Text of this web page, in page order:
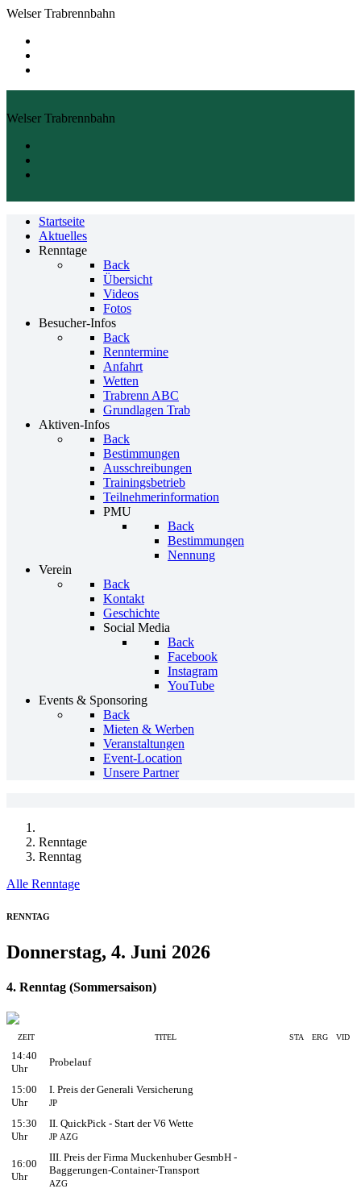
Welser Trabrennbahn
Welser Trabrennbahn
Startseite
Aktuelles
Renntage
Back
Übersicht
Videos
Fotos
Besucher-Infos
Back
Renntermine
Anfahrt
Wetten
Trabrenn ABC
Grundlagen Trab
Aktiven-Infos
Back
Bestimmungen
Ausschreibungen
Trainingsbetrieb
Teilnehmerinformation
PMU
Back
Bestimmungen
Nennung
Verein
Back
Kontakt
Geschichte
Social Media
Back
Facebook
Instagram
YouTube
Events & Sponsoring
Back
Mieten & Werben
Veranstaltungen
Event-Location
Unsere Partner
Renntage
Renntag
Alle Renntage
RENNTAG
Donnerstag, 4. Juni 2026
4. Renntag (Sommersaison)
ZEIT TITEL STA ERG VID
14:40
Uhr
Probelauf
15:00
Uhr
I. Preis der Generali Versicherung
JP
15:30
Uhr
II. QuickPick - Start der V6 Wette
JP AZG
16:00
Uhr
III. Preis der Firma Muckenhuber GesmbH -
Baggerungen-Container-Transport
AZG